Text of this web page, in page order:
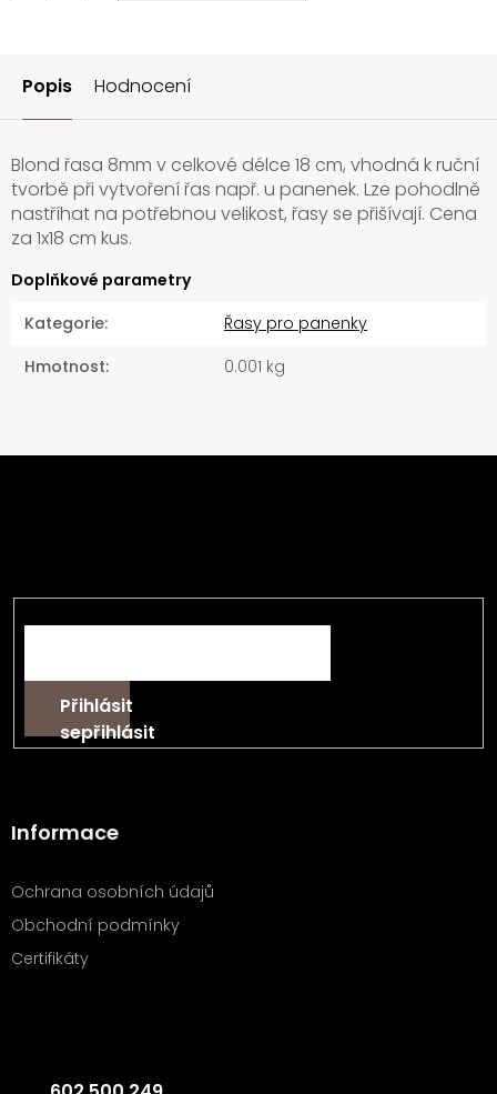
Popis Hodnocení
Blond řasa 8mm v celkové délce 18 cm, vhodná k ruční
tvorbě při vytvoření řas např. u panenek. Lze pohodlně
nastříhat na potřebnou velikost, řasy se přišívají. Cena
za 1x18 cm kus.
Doplňkové parametry
Kategorie:
Řasy pro panenky
Hmotnost: 0.001 kg
Přihlásit
se
Informace
Ochrana osobních údajů
Obchodní podmínky
Certifikáty